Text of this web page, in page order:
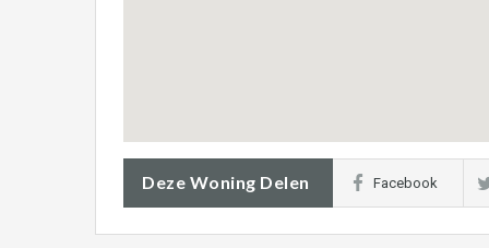
Deze Woning Delen Facebook